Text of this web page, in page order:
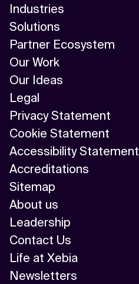
Industries
Solutions
Partner Ecosystem
Our Work
Our Ideas
Legal
Privacy Statement
Cookie Statement
Accessibility Statement
Accreditations
Sitemap
About us
Leadership
Contact Us
Life at Xebia
Newsletters